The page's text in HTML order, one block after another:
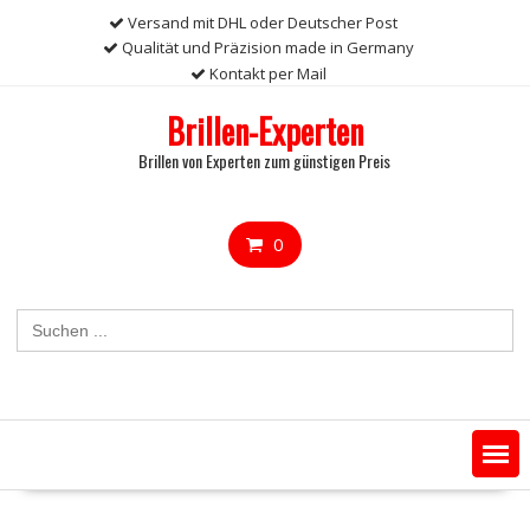
Versand mit DHL oder Deutscher Post
Qualität und Präzision made in Germany
Kontakt per Mail
Brillen-Experten
Brillen von Experten zum günstigen Preis
0
Search
for: